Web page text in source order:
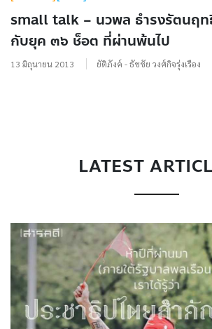
small talk – นวพล ธำรงรัตนฤ
กับยุค ๓๖ ช็อต ที่ผ่านพ้นไป
13 มิถุนายน 2013 ยัติภังค์ - ธัชชัย วงศ์กิจรุ่งเรือง
LATEST